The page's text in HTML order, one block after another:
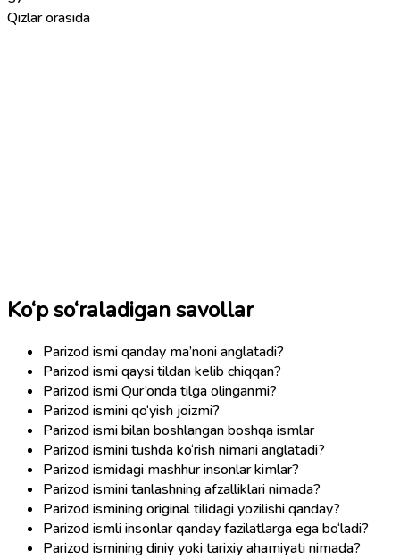
Qizlar orasida
Ko‘p so‘raladigan savollar
Parizod ismi qanday ma’noni anglatadi?
Parizod ismi qaysi tildan kelib chiqqan?
Parizod ismi Qur’onda tilga olinganmi?
Parizod ismini qo‘yish joizmi?
Parizod ismi bilan boshlangan boshqa ismlar
Parizod ismini tushda ko‘rish nimani anglatadi?
Parizod ismidagi mashhur insonlar kimlar?
Parizod ismini tanlashning afzalliklari nimada?
Parizod ismining original tilidagi yozilishi qanday?
Parizod ismli insonlar qanday fazilatlarga ega bo‘ladi?
Parizod ismining diniy yoki tarixiy ahamiyati nimada?